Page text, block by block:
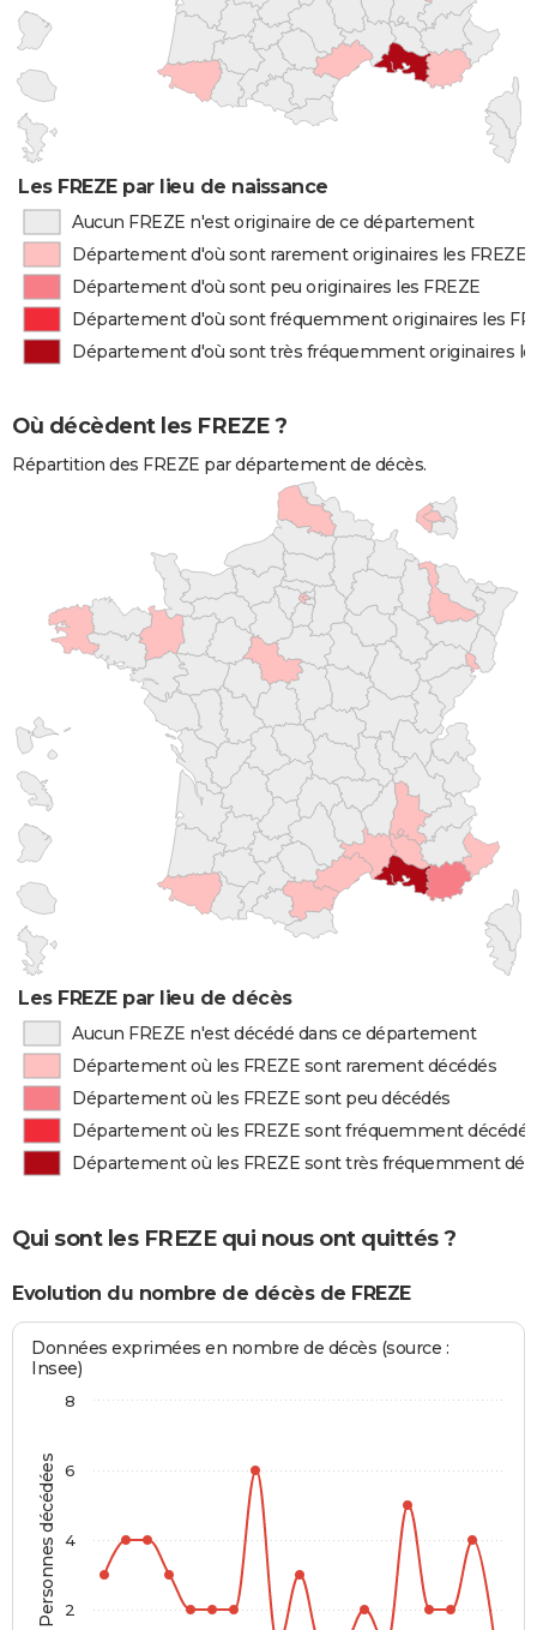
Les FREZE par lieu de naissance
Aucun FREZE n'est originaire de ce département
Département d'où sont rarement originaires les FREZE
Département d'où sont peu originaires les FREZE
Département d'où sont fréquemment originaires les
Département d'où sont très fréquemment originaires
Où décèdent les FREZE ?
Répartition des FREZE par département de décès.
Les FREZE par lieu de décès
Aucun FREZE n'est décédé dans ce département
Département où les FREZE sont rarement décédés
Département où les FREZE sont peu décédés
Département où les FREZE sont fréquemment décédés
Département où les FREZE sont très fréquemment
Qui sont les FREZE qui nous ont quittés ?
Evolution du nombre de décès de FREZE
Personnes décédées
Données exprimées en nombre de décès (source :
Insee)
2
4
6
8